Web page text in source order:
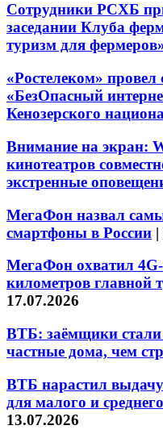
Сотрудники РСХБ
заседании Клуба
туризм для
«Ростелеком»
«БезОпасный
Кенозерского
Внимание на экран:
кинотеатров
экстренные
МегаФон назвал
смартфоны в России |
МегаФон охватил
километров главной
17.07.2026
ВТБ: заёмщики
частные дома, чем
ВТБ нарастил
для малого и
13.07.2026